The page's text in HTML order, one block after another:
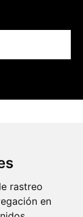
rastreo
en